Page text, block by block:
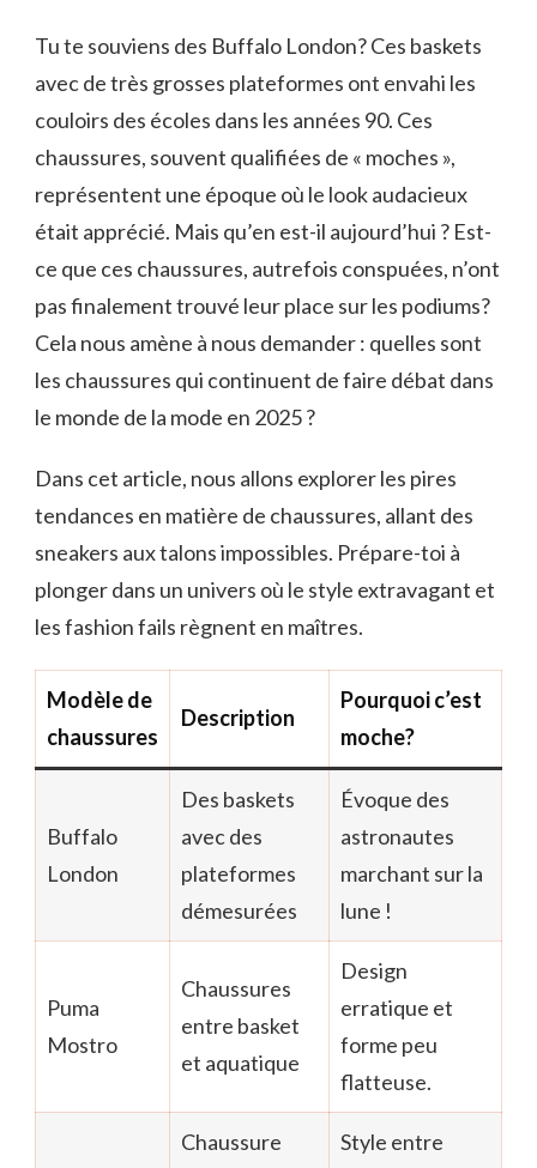
Tu te souviens des Buffalo London? Ces baskets
avec de très grosses plateformes ont envahi les
couloirs des écoles dans les années 90. Ces
chaussures, souvent qualifiées de « moches »,
représentent une époque où le look audacieux
était apprécié. Mais qu’en est-il aujourd’hui ? Est-
ce que ces chaussures, autrefois conspuées, n’ont
pas finalement trouvé leur place sur les podiums?
Cela nous amène à nous demander : quelles sont
les chaussures qui continuent de faire débat dans
le monde de la mode en 2025 ?
Dans cet article, nous allons explorer les pires
tendances en matière de chaussures, allant des
sneakers aux talons impossibles. Prépare-toi à
plonger dans un univers où le style extravagant et
les fashion fails règnent en maîtres.
Modèle de
chaussures
Description
Pourquoi c’est
moche?
Buffalo
London
Des baskets
avec des
plateformes
démesurées
Évoque des
astronautes
marchant sur la
lune !
Puma
Mostro
Chaussures
entre basket
et aquatique
Design
erratique et
forme peu
flatteuse.
Chaussure
Style entre